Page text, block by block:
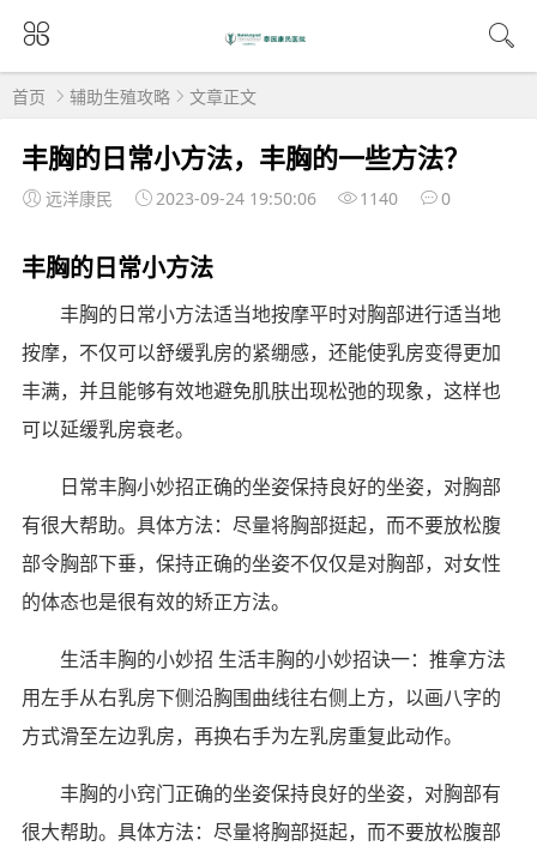
首页 辅助生殖攻略 文章正文
丰胸的日常小方法，丰胸的一些方法？
远洋康民 2023-09-24 19:50:06 1140 0
丰胸的日常小方法
丰胸的日常小方法适当地按摩平时对胸部进行适当地
按摩，不仅可以舒缓乳房的紧绷感，还能使乳房变得更加
丰满，并且能够有效地避免肌肤出现松弛的现象，这样也
可以延缓乳房衰老。
日常丰胸小妙招正确的坐姿保持良好的坐姿，对胸部
有很大帮助。具体方法：尽量将胸部挺起，而不要放松腹
部令胸部下垂，保持正确的坐姿不仅仅是对胸部，对女性
的体态也是很有效的矫正方法。
生活丰胸的小妙招 生活丰胸的小妙招诀一：推拿方法
用左手从右乳房下侧沿胸围曲线往右侧上方，以画八字的
方式滑至左边乳房，再换右手为左乳房重复此动作。
丰胸的小窍门正确的坐姿保持良好的坐姿，对胸部有
很大帮助。具体方法：尽量将胸部挺起，而不要放松腹部